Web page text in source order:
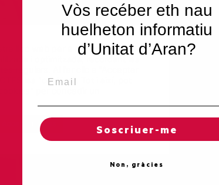
lloc web per a donar a l'usuari
i optimitzada, recordant les
regulars. Al fer clic a "Acceptar
les "cookies". Tot i així, pot
per concedir un
Acceptar totes
Vòs recéber eth nau
huelheton informatiu
d’Unitat d’Aran?
Soscriuer-me
Non, gràcies